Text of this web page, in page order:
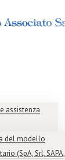
assistenza
del modello
(SpA, Srl, SAPA,